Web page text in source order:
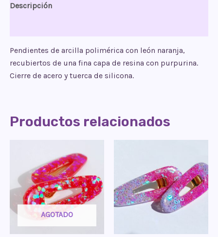
Descripción
Pendientes de arcilla polimérica con león naranja,
recubiertos de una fina capa de resina con purpurina.
Cierre de acero y tuerca de silicona.
Productos relacionados
AGOTADO